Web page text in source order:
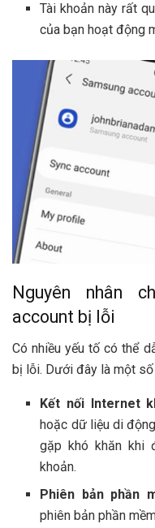
Tài khoản này rất
của bạn hoạt động
Nguyên nhân
account bị lỗi
Có nhiều yếu tố có thể
bị lỗi. Dưới đây là một
Kết nối Internet
hoặc dữ liệu di
gặp khó khăn khi
khoản.
Phiên bản phần
phiên bản phần